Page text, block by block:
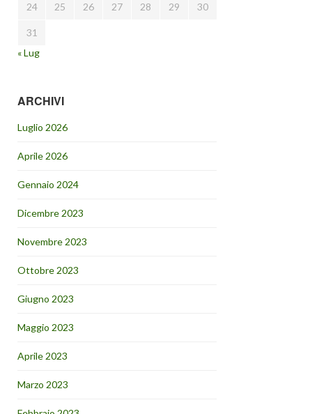
24 25 26 27 28 29 30
31
« Lug
ARCHIVI
Luglio 2026
Aprile 2026
Gennaio 2024
Dicembre 2023
Novembre 2023
Ottobre 2023
Giugno 2023
Maggio 2023
Aprile 2023
Marzo 2023